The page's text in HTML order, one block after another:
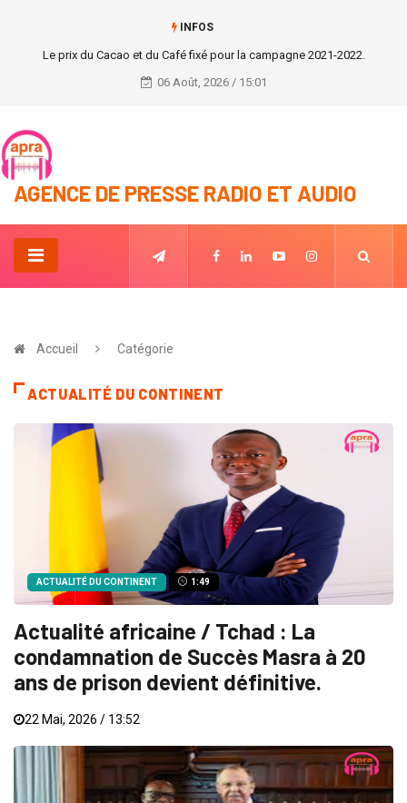
INFOS
POSE DE LA PREMIÈRE PIERRE DE L'AGORA DE YOPOUGON
06 Août, 2026 / 15:01
AGENCE DE PRESSE RADIO ET AUDIO
Accueil Catégorie
ACTUALITÉ DU CONTINENT
ACTUALITÉ DU CONTINENT 1:49
Actualité africaine / Tchad : La
condamnation de Succès Masra à 20
ans de prison devient définitive.
22 Mai, 2026 / 13:52